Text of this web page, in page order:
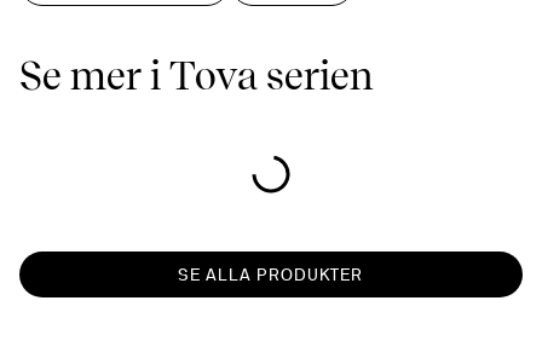
Se mer i Tova serien
SE ALLA PRODUKTER